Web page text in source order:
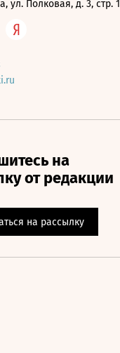
ул. Полковая, д. 3, стр. 1